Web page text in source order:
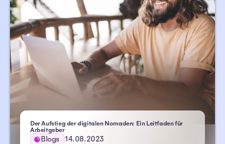
Der Aufstieg der digitalen Nomaden: Ein Leitfaden für
Arbeitgeber– Atlas HXM
Blogs 14.08.2023